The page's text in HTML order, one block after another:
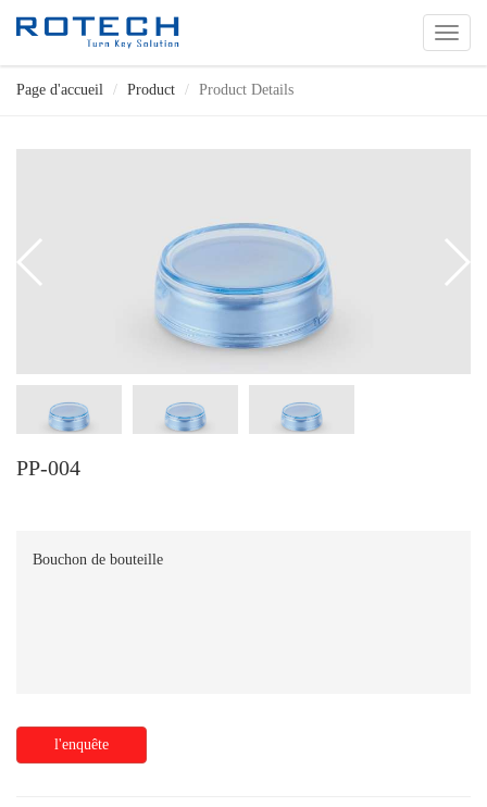
切
换
Page d'accueil Product Product Details
PP-004
Bouchon de bouteille
l'enquête